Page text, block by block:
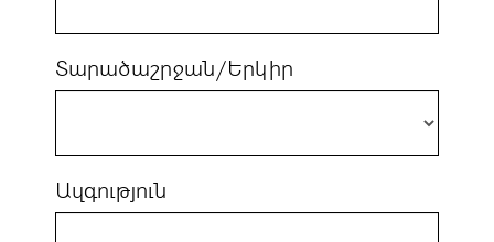
Տարածաշրջան/Երկիր
Ազգություն